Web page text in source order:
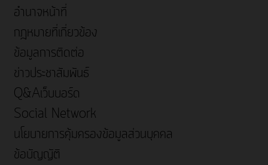
อำนาจหน้าที่
กฎหมายที่เกี่ยวข้อง
ข้อมูลการติดต่อ
ข่าวประชาสัมพันธ์
Q&Aเว็บบอร์ด
Social Network
นโยบายการคุ้มครองข้อมูลส่วนบุคคล
ข้อบัญญัติ